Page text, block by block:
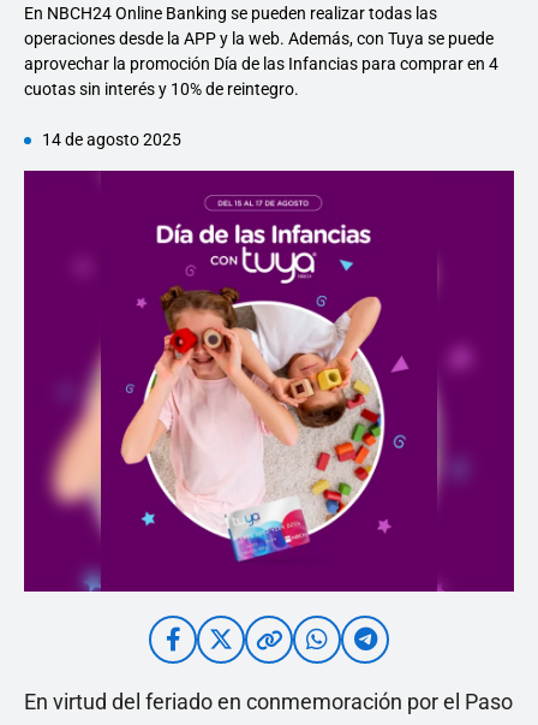
En NBCH24 Online Banking se pueden realizar todas las
operaciones desde la APP y la web. Además, con Tuya se puede
aprovechar la promoción Día de las Infancias para comprar en 4
cuotas sin interés y 10% de reintegro.
14 de agosto 2025
En virtud del feriado en conmemoración por el Paso